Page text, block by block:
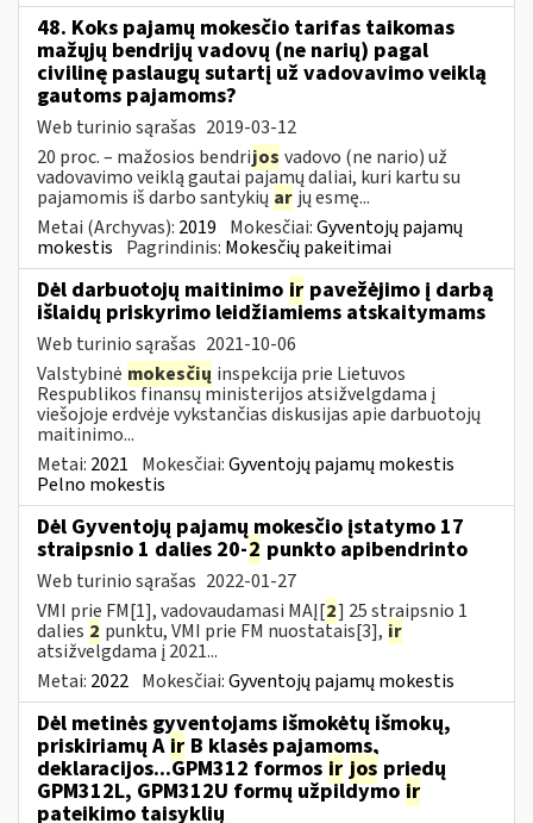
48. Koks pajamų mokesčio tarifas taikomas
mažųjų bendrijų vadovų (ne narių) pagal
civilinę paslaugų sutartį už vadovavimo veiklą
gautoms pajamoms?
Web turinio sąrašas 2019-03-12
20 proc. – mažosios bendrijos vadovo (ne nario) už
vadovavimo veiklą gautai pajamų daliai, kuri kartu su
pajamomis iš darbo santykių ar jų esmę...
Metai (Archyvas): 2019 Mokesčiai:Gyventojų pajamų
mokestis Pagrindinis: Mokesčių pakeitimai
Dėl darbuotojų maitinimo ir pavežėjimo į darbą
išlaidų priskyrimo leidžiamiems atskaitymams
Web turinio sąrašas 2021-10-06
Valstybinė mokesčių inspekcija prie Lietuvos
Respublikos finansų ministerijos atsižvelgdama į
viešojoje erdvėje vykstančias diskusijas apie darbuotojų
maitinimo...
Metai: 2021 Mokesčiai:Gyventojų pajamų mokestis
Pelno mokestis
Dėl Gyventojų pajamų mokesčio įstatymo 17
straipsnio 1 dalies 20-2 punkto apibendrinto
Web turinio sąrašas 2022-01-27
VMI prie FM[1], vadovaudamasi MAĮ[2] 25 straipsnio 1
dalies 2 punktu, VMI prie FM nuostatais[3], ir
atsižvelgdama į 2021...
Metai: 2022 Mokesčiai:Gyventojų pajamų mokestis
Dėl metinės gyventojams išmokėtų išmokų,
priskiriamų A ir B klasės pajamoms,
deklaracijos...GPM312 formos ir jos priedų
GPM312L, GPM312U formų užpildymo ir
pateikimo taisyklių